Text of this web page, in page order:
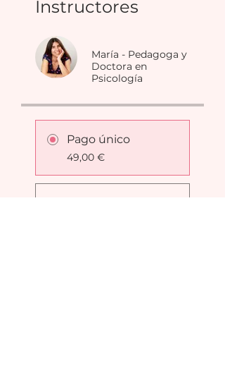
Instructores
María - Pedagoga y
Doctora en
Psicología
Pago único
49,00 €